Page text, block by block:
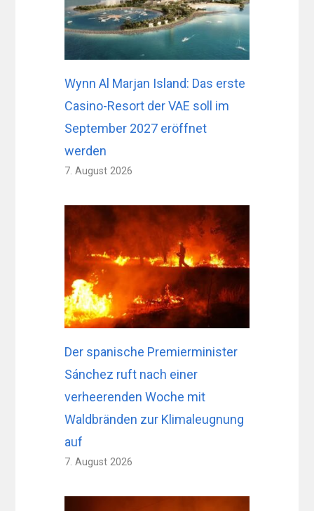
Wynn Al Marjan Island: Das erste
Casino-Resort der VAE soll im
September 2027 eröffnet
werden
7. August 2026
Der spanische Premierminister
Sánchez ruft nach einer
verheerenden Woche mit
Waldbränden zur Klimaleugnung
auf
7. August 2026